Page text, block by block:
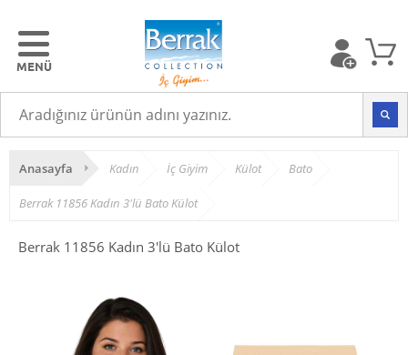
Anasayfa Kadın İç Giyim Külot Bato
Berrak 11856 Kadın 3'lü Bato Külot
Berrak 11856 Kadın 3'lü Bato Külot